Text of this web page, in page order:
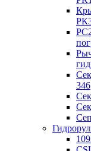
346